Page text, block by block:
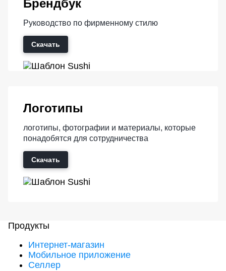
Брендбук
Руководство по фирменному стилю
Скачать
Логотипы
логотипы, фотографии и материалы, которые
понадобятся для сотрудничества
Скачать
Продукты
Интернет-магазин
Мобильное приложение
Селлер